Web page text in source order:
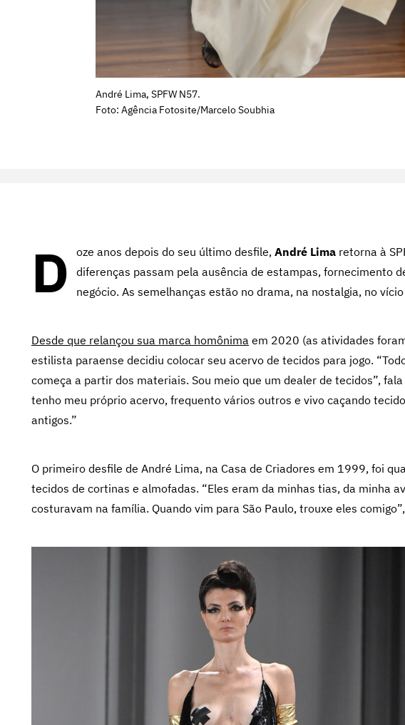
André Lima, SPFW N57.
Foto: Agência Fotosite/Marcelo Soubhia
D oze anos depois do seu último desfile, André Lima retorna à
diferenças passam pela ausência de estampas, fornecimento
negócio. As semelhanças estão no drama, na nostalgia, no
Desde que relançou sua marca homônima em 2020 (as atividades
estilista paraense decidiu colocar seu acervo de tecidos para jogo.
começa a partir dos materiais. Sou meio que um dealer de tecidos”,
tenho meu próprio acervo, frequento vários outros e vivo caçando
antigos.”
O primeiro desfile de André Lima, na Casa de Criadores em 1999, foi
tecidos de cortinas e almofadas. “Eles eram da minhas tias, da minha
costuravam na família. Quando vim para São Paulo, trouxe eles